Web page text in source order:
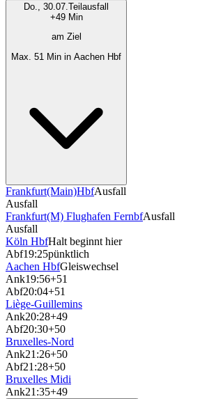
Do., 30.07.Teilausfall
+49 Min
am Ziel
Max. 51 Min in Aachen Hbf
Frankfurt(Main)HbfAusfall
Ausfall
Frankfurt(M) Flughafen FernbfAusfall
Ausfall
Köln HbfHalt beginnt hier
Abf19:25pünktlich
Aachen HbfGleiswechsel
Ank19:56+51
Abf20:04+51
Liège-Guillemins
Ank20:28+49
Abf20:30+50
Bruxelles-Nord
Ank21:26+50
Abf21:28+50
Bruxelles Midi
Ank21:35+49